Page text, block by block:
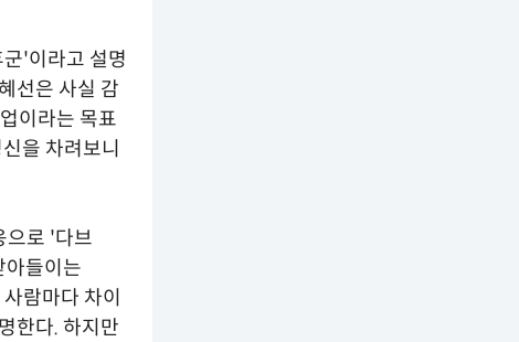
'이라고 설명
선은 사실 감
이라는 목표
을 차려보니
으로 '다브
아들이는
람마다 차이
한다. 하지만